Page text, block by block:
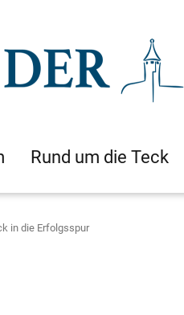
Rund um die Teck
in die Erfolgsspur